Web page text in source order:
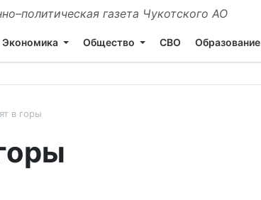
газета Чукотского АО
Экономика Общество СВО Образование
в горы